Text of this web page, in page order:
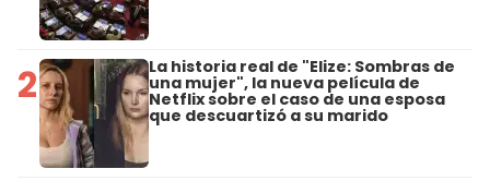
2 La historia real de "Elize: Sombras de
una mujer", la nueva película de
Netflix sobre el caso de una esposa
que descuartizó a su marido